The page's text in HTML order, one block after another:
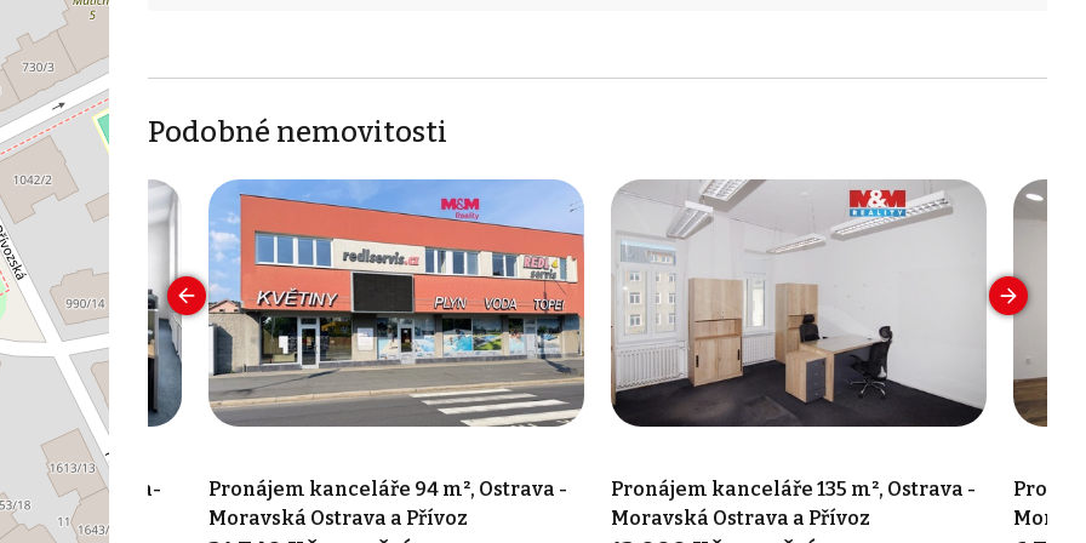
Podobné nemovitosti
m², Ostrava-
Pronájem kanceláře 94 m², Ostrava -
Moravská Ostrava a Přívoz
Pronájem kanceláře 135 m², Ostrava -
Moravská Ostrava a Přívoz